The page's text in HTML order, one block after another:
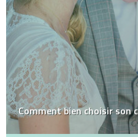
Comment bien choisir son